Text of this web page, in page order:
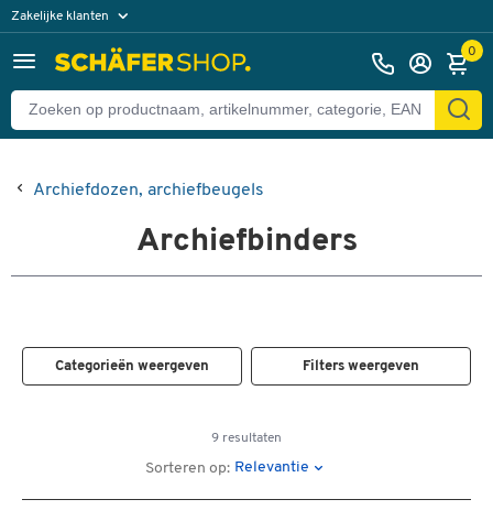
Zakelijke klanten
Particuliere klanten 0
Archiefdozen, archiefbeugels
Archiefbinders
Categorieën weergeven Filters weergeven
9 resultaten
Sorteren op: Relevantie